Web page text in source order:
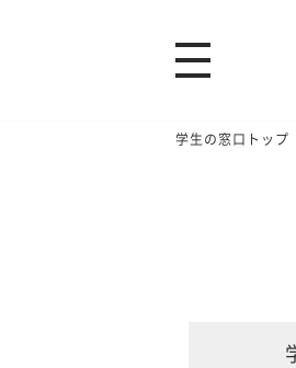
学生の窓口トップ